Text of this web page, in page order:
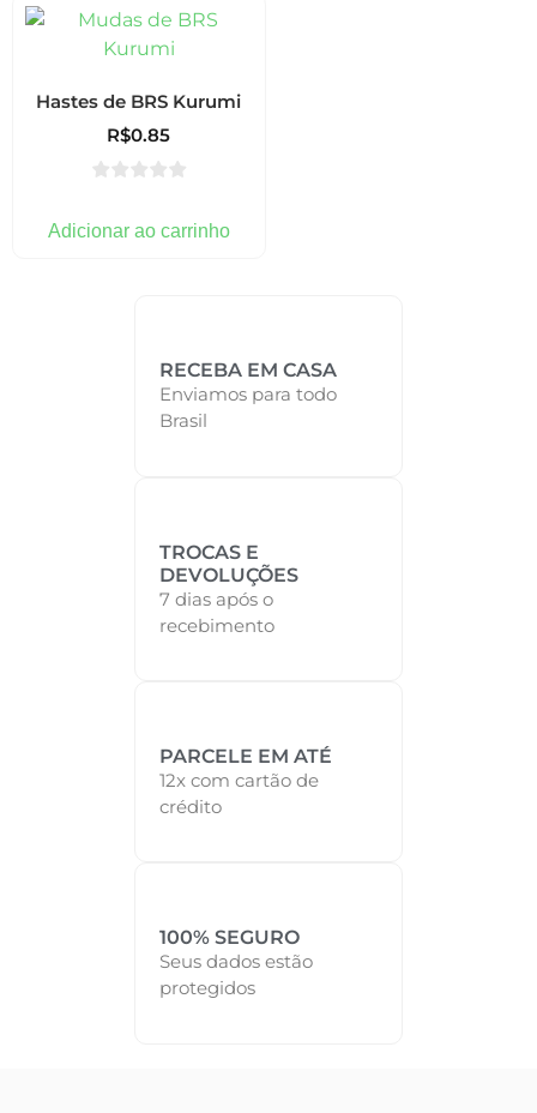
Hastes de BRS Kurumi
R$0.85
Adicionar ao carrinho
RECEBA EM CASA
Enviamos para todo
Brasil
TROCAS E
DEVOLUÇÕES
7 dias após o
recebimento
PARCELE EM ATÉ
12x com cartão de
crédito
100% SEGURO
Seus dados estão
protegidos